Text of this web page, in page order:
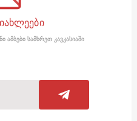
ამბები სამხრეთ კავკასიაში